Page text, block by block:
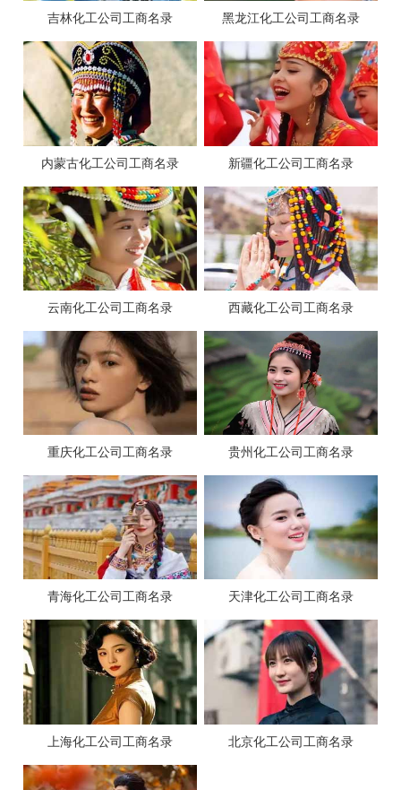
吉林化工公司工商名录 黑龙江化工公司工商名录
内蒙古化工公司工商名录 新疆化工公司工商名录
云南化工公司工商名录 西藏化工公司工商名录
重庆化工公司工商名录 贵州化工公司工商名录
青海化工公司工商名录 天津化工公司工商名录
上海化工公司工商名录 北京化工公司工商名录